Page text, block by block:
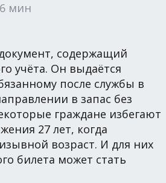
мин
содержащий
учёта. Он выдаётся
после службы в
в запас без
граждане избегают
27 лет, когда
возраст. И для них
билета может стать